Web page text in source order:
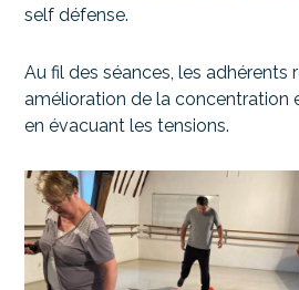
self défense.
Au fil des séances, les adhérents
amélioration de la concentration
en évacuant les tensions.